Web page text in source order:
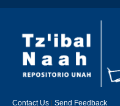
Contact Us Send Feedback